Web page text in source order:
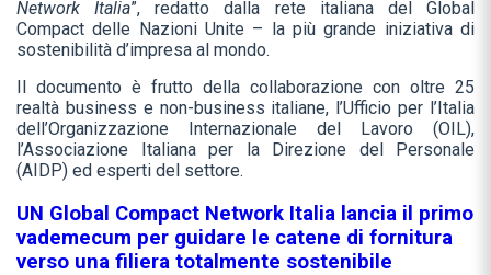
Network Italia”, redatto dalla rete italiana del Global
Compact delle Nazioni Unite – la più grande iniziativa di
sostenibilità d’impresa al mondo.
Il documento è frutto della collaborazione con oltre 25
realtà business e non-business italiane, l’Ufficio per l’Italia
dell’Organizzazione Internazionale del Lavoro (OIL),
l’Associazione Italiana per la Direzione del Personale
(AIDP) ed esperti del settore.
UN Global Compact Network Italia lancia il primo
vademecum per guidare le catene di fornitura
verso una filiera totalmente sostenibile